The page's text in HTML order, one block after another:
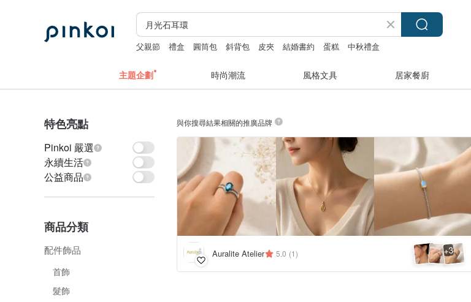
父親節 禮盒 圓筒包 斜背包 皮夾 結婚書約 蛋糕 中秋禮盒
主題企劃 時尚潮流 風格文具 居家餐廚
特色亮點
Pinkoi 嚴選
永續生活
公益商品
商品分類
配件飾品
首飾
髮飾
與你搜尋結果相關的推廣品牌
Auralite Atelier 5.0 (1) +3